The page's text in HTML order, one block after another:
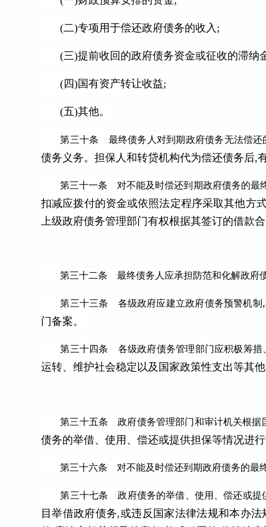
(二)专项用于偿还政府债务的收入;
(三)提前收回的政府债务资金或征收的滞纳
(四)国有资产转让收益;
(五)其他。
第三十条 最终债务人对到期政府债务无法偿还
债务义务。担保人和转贷机构代为偿还债务后,
第三十一条 对不能及时偿还到期政府债务的最
扣减应拨付的资金或依照法定程序采取其他方
上级政府债务管理部门有权根据其签订的借款
第三十二条 最终债务人应承担防范和化解政府债
第三十三条 各级政府应建立政府债务预警机制
门备案。
第三十四条 各级政府债务管理部门应积极筹措
运转、维护社会稳定以及国家政策性支出等其
第三十五条 政府债务管理部门和审计机关根据
债务的举借、使用、偿还或提供担保等情况进
第三十六条 对不能及时偿还到期政府债务的最终
第三十七条 政府债务的举借、使用、偿还或提
目举借政府债务,或违反国家法律法规和本办